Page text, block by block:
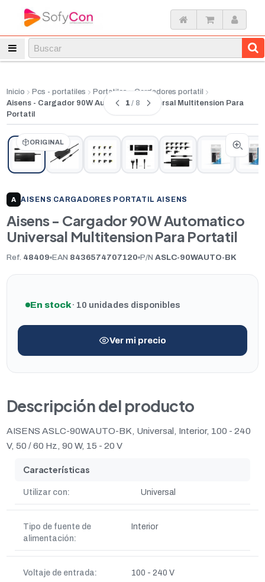
Inicio Pcs - portatiles Portatiles
Cargadores portatil
Aisens - Cargador 90W Automatico Universal Multitension Para
Portatil
ORIGINAL
1 / 8
A AISENS CARGADORES PORTATIL AISENS
Aisens - Cargador 90W Automatico
Universal Multitension Para Portatil
Ref. 48409 EAN 8436574707120 P/N ASLC-90WAUTO-BK
En stock· 10 unidades disponibles
Ver mi precio
Descripción del producto
AISENS ASLC-90WAUTO-BK, Universal, Interior, 100 - 240
V, 50 / 60 Hz, 90 W, 15 - 20 V
Características
Utilizar con: Universal
Tipo de fuente de
alimentación:
Interior
Voltaje de entrada: 100 - 240 V